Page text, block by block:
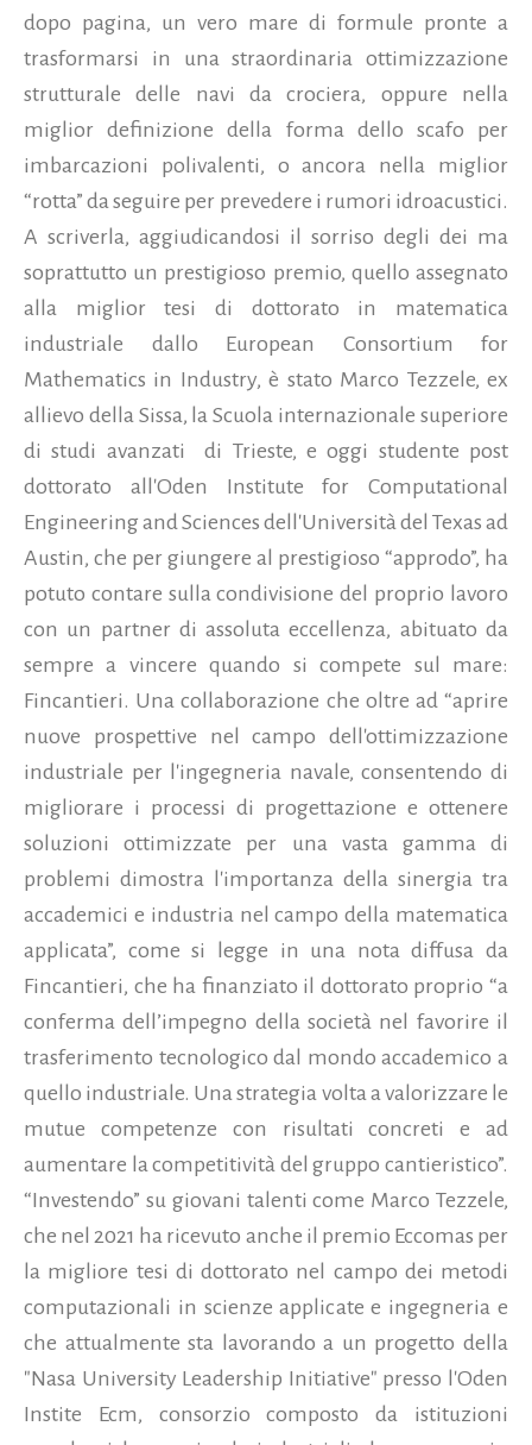
dopo pagina, un vero mare di formule pronte a
trasformarsi in una straordinaria ottimizzazione
strutturale delle navi da crociera, oppure nella
miglior definizione della forma dello scafo per
imbarcazioni polivalenti, o ancora nella miglior
“rotta” da seguire per prevedere i rumori idroacustici.
A scriverla, aggiudicandosi il sorriso degli dei ma
soprattutto un prestigioso premio, quello assegnato
alla miglior tesi di dottorato in matematica
industriale dallo European Consortium for
Mathematics in Industry, è stato Marco Tezzele, ex
allievo della Sissa, la Scuola internazionale superiore
di studi avanzati di Trieste, e oggi studente post
dottorato all'Oden Institute for Computational
Engineering and Sciences dell'Università del Texas ad
Austin, che per giungere al prestigioso “approdo”, ha
potuto contare sulla condivisione del proprio lavoro
con un partner di assoluta eccellenza, abituato da
sempre a vincere quando si compete sul mare:
Fincantieri. Una collaborazione che oltre ad “aprire
nuove prospettive nel campo dell'ottimizzazione
industriale per l'ingegneria navale, consentendo di
migliorare i processi di progettazione e ottenere
soluzioni ottimizzate per una vasta gamma di
problemi dimostra l'importanza della sinergia tra
accademici e industria nel campo della matematica
applicata”, come si legge in una nota diffusa da
Fincantieri, che ha finanziato il dottorato proprio “a
conferma dell’impegno della società nel favorire il
trasferimento tecnologico dal mondo accademico a
quello industriale. Una strategia volta a valorizzare le
mutue competenze con risultati concreti e ad
aumentare la competitività del gruppo cantieristico”.
“Investendo” su giovani talenti come Marco Tezzele,
che nel 2021 ha ricevuto anche il premio Eccomas per
la migliore tesi di dottorato nel campo dei metodi
computazionali in scienze applicate e ingegneria e
che attualmente sta lavorando a un progetto della
"Nasa University Leadership Initiative" presso l'Oden
Instite Ecm, consorzio composto da istituzioni